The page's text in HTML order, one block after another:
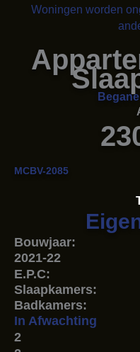
Woningen worden
MCBV-2085
Bouwjaar:
2021-22
E.P.C:
Slaapkamers:
Badkamers:
In Afwachting
2